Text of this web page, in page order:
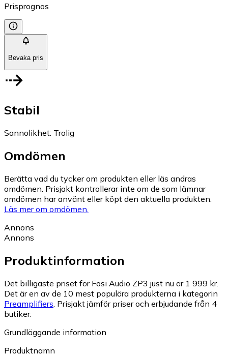
Prisprognos
Bevaka pris
Stabil
Sannolikhet: Trolig
Omdömen
Berätta vad du tycker om produkten eller läs andras
omdömen. Prisjakt kontrollerar inte om de som lämnar
omdömen har använt eller köpt den aktuella produkten.
Läs mer om omdömen.
Annons
Annons
Produktinformation
Det billigaste priset för Fosi Audio ZP3 just nu är 1 999 kr.
Det är en av de 10 mest populära produkterna i kategorin
Preamplifiers. Prisjakt jämför priser och erbjudande från 4
butiker.
Grundläggande information
Produktnamn